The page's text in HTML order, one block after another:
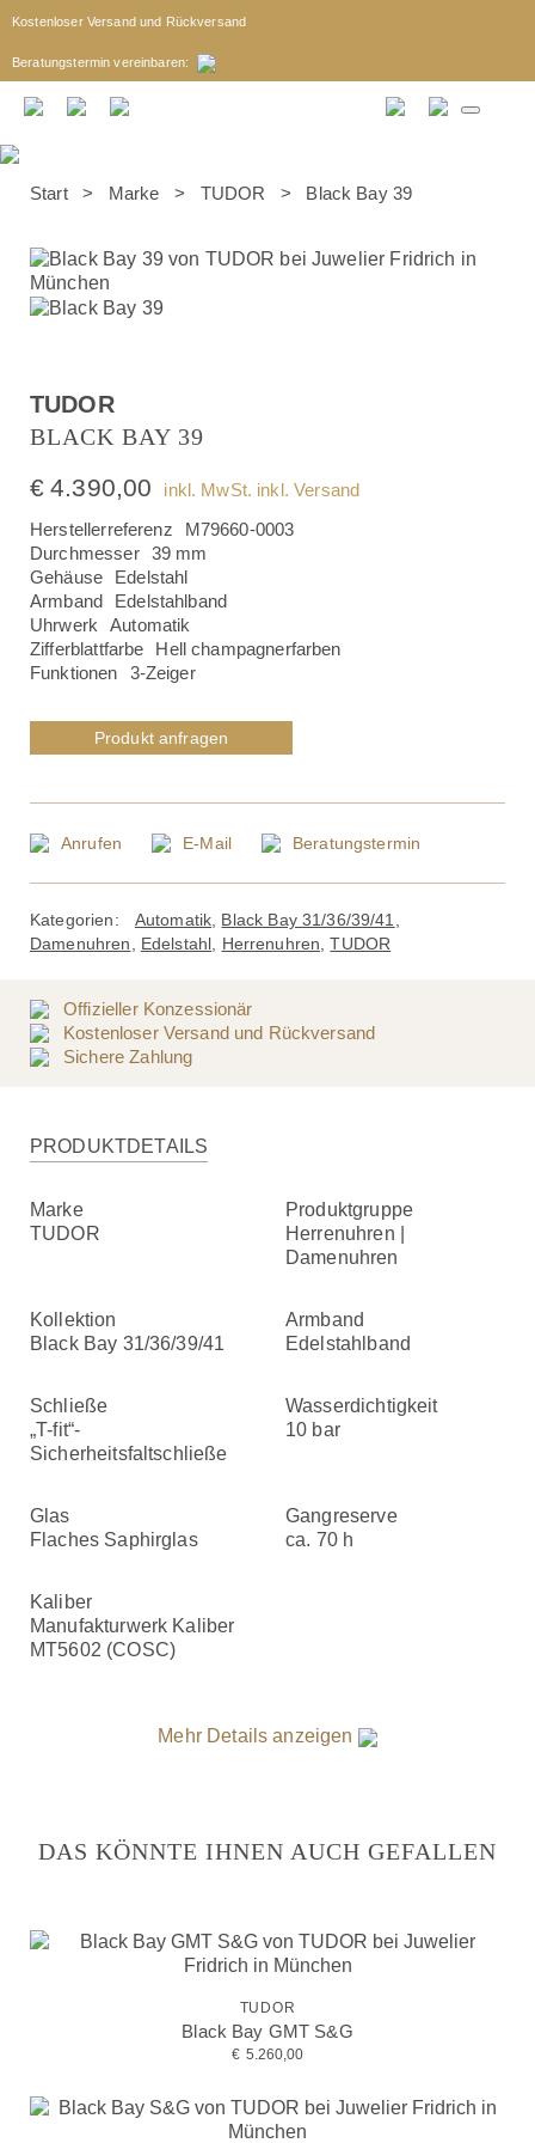
Kostenloser Versand und Rückversand
Beratungstermin vereinbaren:
Start> Marke > TUDOR > Black Bay 39
TUDOR
BLACK BAY 39
€ 4.390,00
inkl. MwSt. inkl. Versand
Herstellerreferenz
M79660-0003
Durchmesser
39 mm
Gehäuse
Edelstahl
Armband
Edelstahlband
Uhrwerk
Automatik
Zifferblattfarbe
Hell champagnerfarben
Funktionen
3-Zeiger
Produkt anfragen
Anrufen E-Mail Beratungstermin
Kategorien: Automatik Black Bay 31/36/39/41
Damenuhren
Edelstahl Herrenuhren ,TUDOR
Offizieller Konzessionär
Kostenloser Versand und Rückversand
Sichere Zahlung
PRODUKTDETAILS
Marke
TUDOR
Produktgruppe
Herrenuhren |
Damenuhren
Kollektion
Black Bay 31/36/39/41
Armband
Edelstahlband
Schließe
„T-fit“-
Sicherheitsfaltschließe
Wasserdichtigkeit
10 bar
Glas
Flaches Saphirglas
Gangreserve
ca. 70 h
Kaliber
Manufakturwerk Kaliber
MT5602 (COSC)
Mehr Details anzeigen
DAS KÖNNTE IHNEN AUCH GEFALLEN
TUDOR
Black Bay GMT S&G
€ 5.260,00